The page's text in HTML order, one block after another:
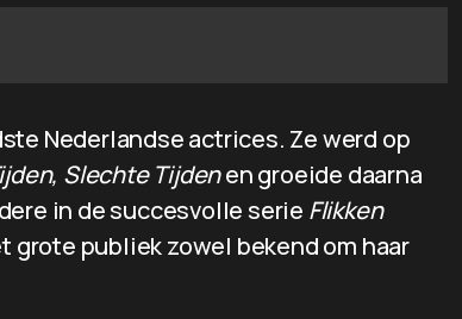
Nederlandse actrices. Ze werd op
Slechte Tijdenen groeide daarna
in de succesvolle serie Flikken
grote publiek zowel bekend om haar